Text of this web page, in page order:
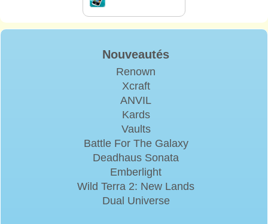
Nouveautés
Renown
Xcraft
ANVIL
Kards
Vaults
Battle For The Galaxy
Deadhaus Sonata
Emberlight
Wild Terra 2: New Lands
Dual Universe